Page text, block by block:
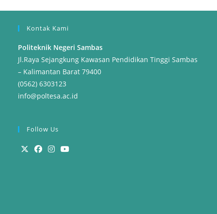
Kontak Kami
Politeknik Negeri Sambas
Jl.Raya Sejangkung Kawasan Pendidikan Tinggi Sambas
– Kalimantan Barat 79400
(0562) 6303123
info@poltesa.ac.id
Follow Us